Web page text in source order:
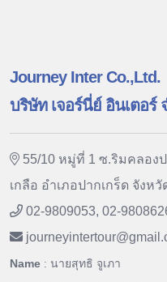
Journey Inter Co.,Ltd.
บริษัท เจอร์นี่ย์ อินเตอร์
55/10 หมู่ที่ 1 ซ.ริมคลอง
เกลือ อำเภอปากเกร็ด จังห
02-9809053, 02-
journeyintertour@
Name : นายสุทธิ จูเภา